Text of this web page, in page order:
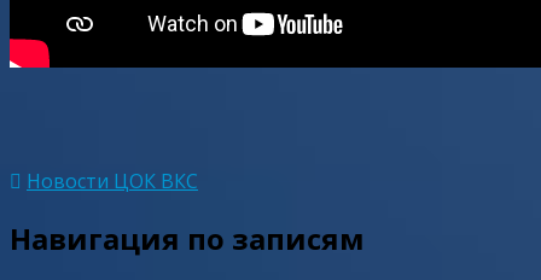
Новости ЦОК ВКС
Навигация по записям